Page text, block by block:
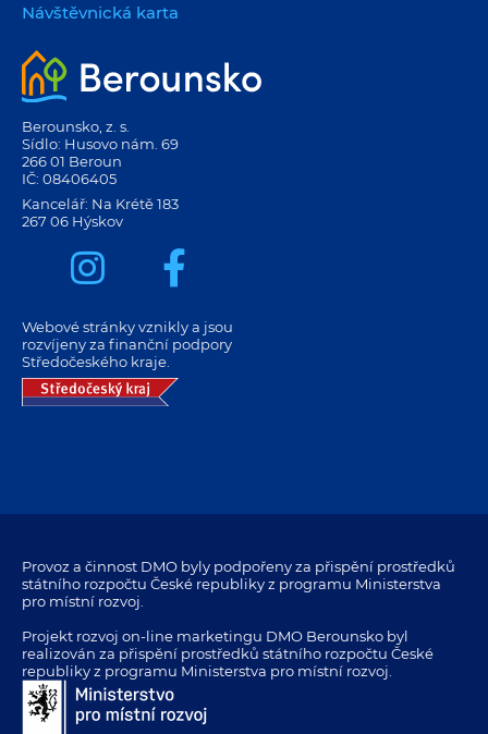
Návštěvnická karta
Berounsko, z. s.
Sídlo: Husovo nám. 69
266 01 Beroun
IČ: 08406405
Kancelář: Na Krétě 183
267 06 Hýskov
Webové stránky vznikly a jsou
rozvíjeny za finanční podpory
Středočeského kraje.
Provoz a činnost DMO byly podpořeny za přispění prostředků
státního rozpočtu České republiky z programu Ministerstva
pro místní rozvoj.
Projekt rozvoj on-line marketingu DMO Berounsko byl
realizován za přispění prostředků státního rozpočtu České
republiky z programu Ministerstva pro místní rozvoj.